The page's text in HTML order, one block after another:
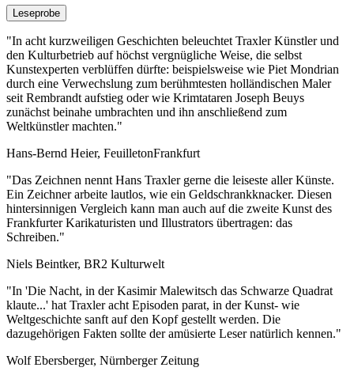
Leseprobe
"In acht kurzweiligen Geschichten beleuchtet Traxler Künstler und
den Kulturbetrieb auf höchst vergnügliche Weise, die selbst
Kunstexperten verblüffen dürfte: beispielsweise wie Piet Mondrian
durch eine Verwechslung zum berühmtesten holländischen Maler
seit Rembrandt aufstieg oder wie Krimtataren Joseph Beuys
zunächst beinahe umbrachten und ihn anschließend zum
Weltkünstler machten."
Hans-Bernd Heier, FeuilletonFrankfurt
"Das Zeichnen nennt Hans Traxler gerne die leiseste aller Künste.
Ein Zeichner arbeite lautlos, wie ein Geldschrankknacker. Diesen
hintersinnigen Vergleich kann man auch auf die zweite Kunst des
Frankfurter Karikaturisten und Illustrators übertragen: das
Schreiben."
Niels Beintker, BR2 Kulturwelt
"In 'Die Nacht, in der Kasimir Malewitsch das Schwarze Quadrat
klaute...' hat Traxler acht Episoden parat, in der Kunst- wie
Weltgeschichte sanft auf den Kopf gestellt werden. Die
dazugehörigen Fakten sollte der amüsierte Leser natürlich kennen."
Wolf Ebersberger, Nürnberger Zeitung